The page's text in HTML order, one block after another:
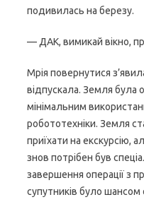
подивилась на березу.
— ДАК, вимикай вікно,
Мрія повернутися
відпускала. Земля була
мінімальним
робототехніки. Земля
приїхати на екскурсію,
знов потрібен був
завершення операції з
супутників було